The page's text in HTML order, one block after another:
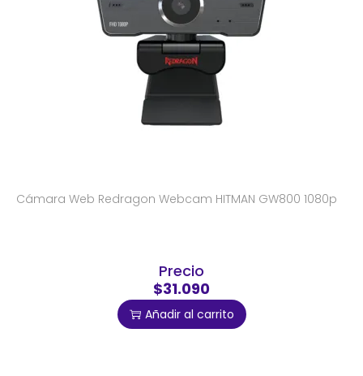
Cámara Web Redragon Webcam HITMAN GW800 1080p
Precio
$31.090
Añadir al carrito